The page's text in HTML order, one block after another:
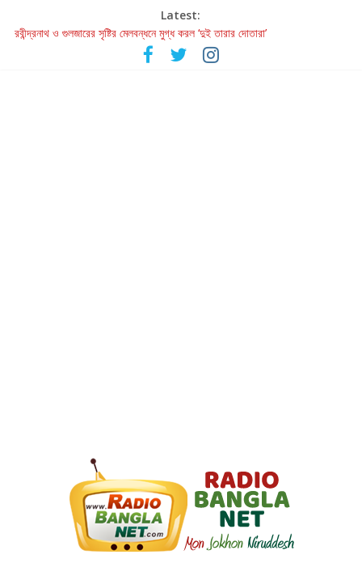
Latest:
রবীন্দ্রনাথ ও গুলজারের সৃষ্টির মেলবন্ধনে মুগ্ধ করল ‘দুই তারার দোতারা’
কলের গান থেকে রীলস্ — বাঙালির গান শোনার বিবর্তনের গল্প
জগন্নাথমঙ্গলম্ — বাংলায় প্রথমবার মঞ্চে এবার রথযাত্রার উদযাপন